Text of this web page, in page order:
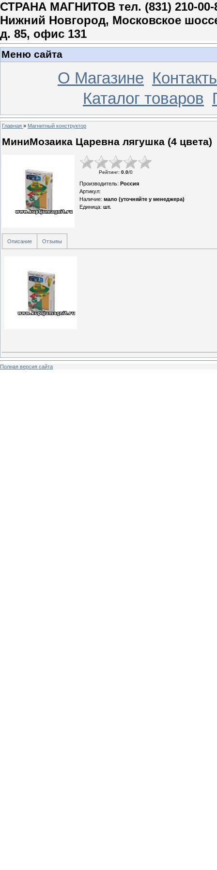
СТРАНА МАГНИТОВ тел. (831) 210-00-
Нижний Новгород, Московское
д. 85, офис 131
Меню сайта
О Магазине
Каталог товаров
Главная » Магнитный конструктор
МиниМозаика Царевна лягушка (4 цвета)
Рейтинг: 0.0/0
Производитель: Россия
Артикул:
Наличие: мало (уточняйте у менеджера)
Единица: шт.
Описание Отзывы
Полная версия сайта